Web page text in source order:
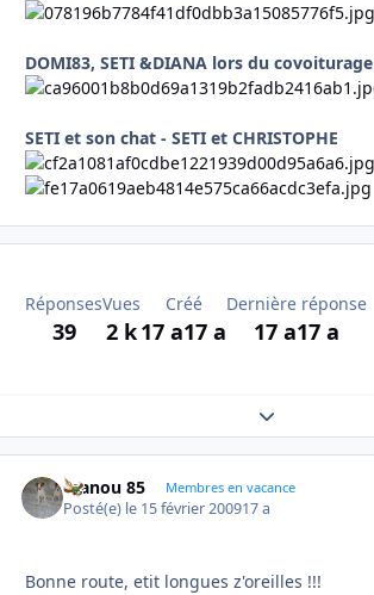
DOMI83, SETI &DIANA lors du
SETI et son chat - SETI et CHRISTOPHE
Réponses
39
Vues
2 k
Créé
17 a17 a
Dernière réponse
17 a17 a
Expand topic
manou 85 Membres en vacance
Posté(e) le 15 février 200917 a
Bonne route, etit longues z'oreilles !!!